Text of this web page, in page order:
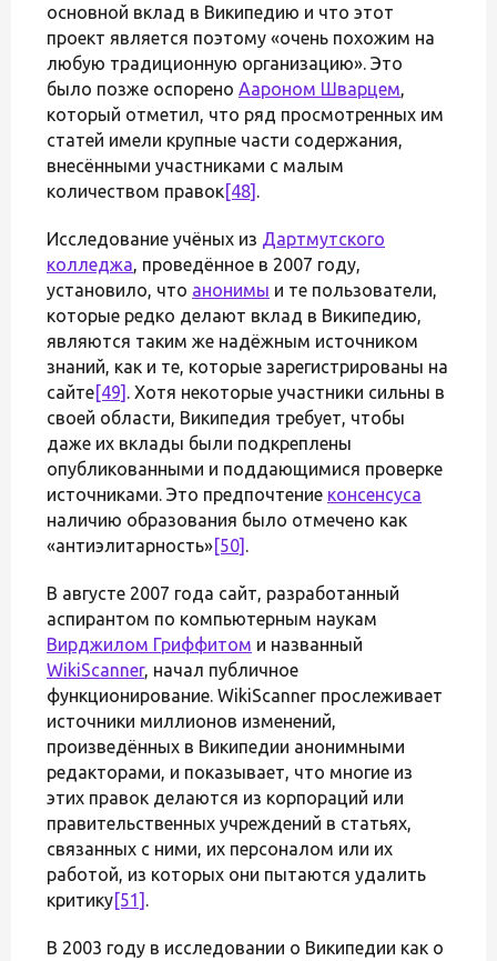
основной вклад в Википедию и что этот
проект является поэтому «очень похожим на
любую традиционную организацию». Это
было позже оспорено Аароном Шварцем,
который отметил, что ряд просмотренных им
статей имели крупные части содержания,
внесёнными участниками с малым
количеством правок[48] .
Исследование учёных из Дартмутского
колледжа, проведённое в 2007 году,
установило, что анонимы и те пользователи,
которые редко делают вклад в Википедию,
являются таким же надёжным источником
знаний, как и те, которые зарегистрированы на
сайте[49] . Хотя некоторые участники сильны в
своей области, Википедия требует, чтобы
даже их вклады были подкреплены
опубликованными и поддающимися проверке
источниками. Это предпочтение консенсуса
наличию образования было отмечено как
«антиэлитарность»[50] .
В августе 2007 года сайт, разработанный
аспирантом по компьютерным наукам
Вирджилом Гриффитом и названный
WikiScanner, начал публичное
функционирование. WikiScanner прослеживает
источники миллионов изменений,
произведённых в Википедии анонимными
редакторами, и показывает, что многие из
этих правок делаются из корпораций или
правительственных учреждений в статьях,
связанных с ними, их персоналом или их
работой, из которых они пытаются удалить
критику[51] .
В 2003 году в исследовании о Википедии как о